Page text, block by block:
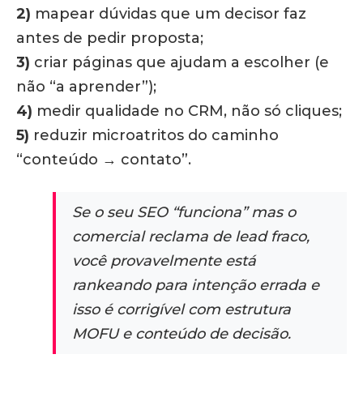
2) mapear dúvidas que um decisor faz
antes de pedir proposta;
3) criar páginas que ajudam a escolher (e
não “a aprender”);
4) medir qualidade no CRM, não só cliques;
5) reduzir microatritos do caminho
“conteúdo → contato”.
Se o seu SEO “funciona” mas o
comercial reclama de lead fraco,
você provavelmente está
rankeando para intenção errada e
isso é corrigível com estrutura
MOFU e conteúdo de decisão.